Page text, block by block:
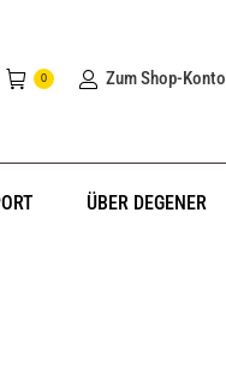
0 Zum Shop-Konto
ÜBER DEGENER